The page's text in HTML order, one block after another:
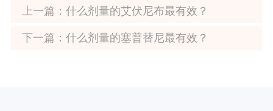
上一篇： 什么剂量的艾伏尼布最有效？
下一篇： 什么剂量的塞普替尼最有效？